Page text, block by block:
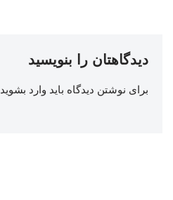
دیدگاهتان را بنویسید
برای نوشتن دیدگاه باید وارد بشوید